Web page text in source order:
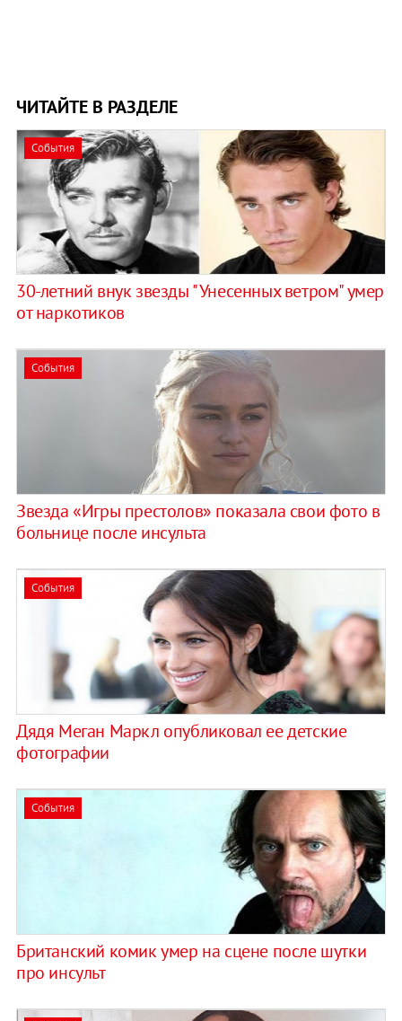
ЧИТАЙТЕ В РАЗДЕЛЕ
События
30-летний внук звезды "Унесенных ветром" умер
от наркотиков
События
Звезда «Игры престолов» показала свои фото в
больнице после инсульта
События
Дядя Меган Маркл опубликовал ее детские
фотографии
События
Британский комик умер на сцене после шутки
про инсульт